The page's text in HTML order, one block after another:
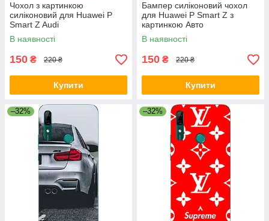
Чохол з картинкою
силіконовий для Huawei P
Smart Z Audi
В наявності
150 ₴ 220 ₴
Купити
Бампер силіконовий чохол
для Huawei P Smart Z з
картинкою Авто
В наявності
150 ₴ 220 ₴
Купити
–32% –32%